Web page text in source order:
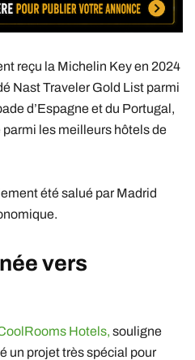
reçu la Michelin Key en 2024
Nast Traveler Gold List parmi
d’Espagne et du Portugal,
les meilleurs hôtels de
été salué par Madrid
vers
Hotels, souligne
un projet très spécial pour